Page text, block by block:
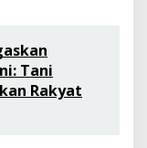
Tani
Rakyat